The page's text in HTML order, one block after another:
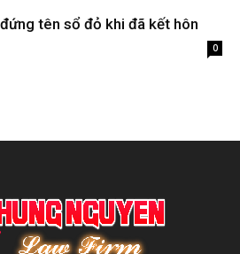
tên sổ đỏ khi đã kết hôn
0